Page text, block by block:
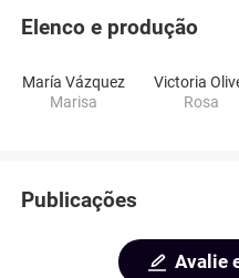
Elenco e produção
María Vázquez
Marisa
Victoria
Rosa
Publicações
Avalie